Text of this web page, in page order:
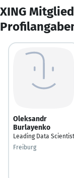
XING
Oleksandr
Burlayenko
Leading Data Scientist
Freiburg